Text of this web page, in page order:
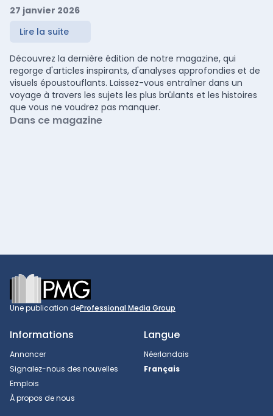
27 janvier 2026
Lire la suite
Découvrez la dernière édition de notre magazine, qui
regorge d'articles inspirants, d'analyses approfondies et de
visuels époustouflants. Laissez-vous entraîner dans un
voyage à travers les sujets les plus brûlants et les histoires
que vous ne voudrez pas manquer.
Dans ce magazine
Footer
Une publication deProfessional Media Group
Informations
Annoncer
Signalez-nous des nouvelles
Emplois
À propos de nous
Langue
Néerlandais
Français